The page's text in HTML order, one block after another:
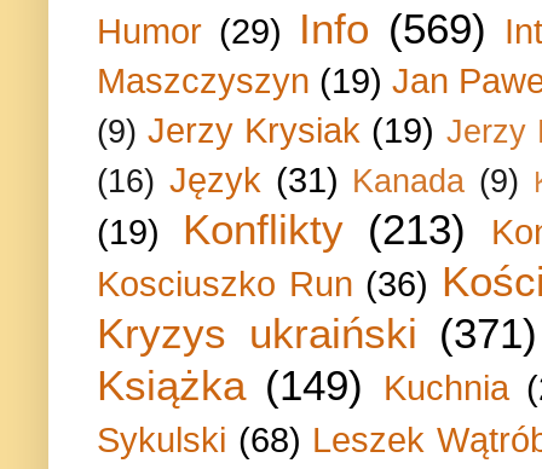
Humor (29) Info (569)
Maszczyszyn (19) Jan
(9) Jerzy Krysiak (19) Jerzy
(16) Język (31) Kanada (9)
(19) Konflikty (213)
Kosciuszko Run (36)
Kryzys ukraiński (371)
Książka (149) Kuchnia
Sykulski (68) Leszek